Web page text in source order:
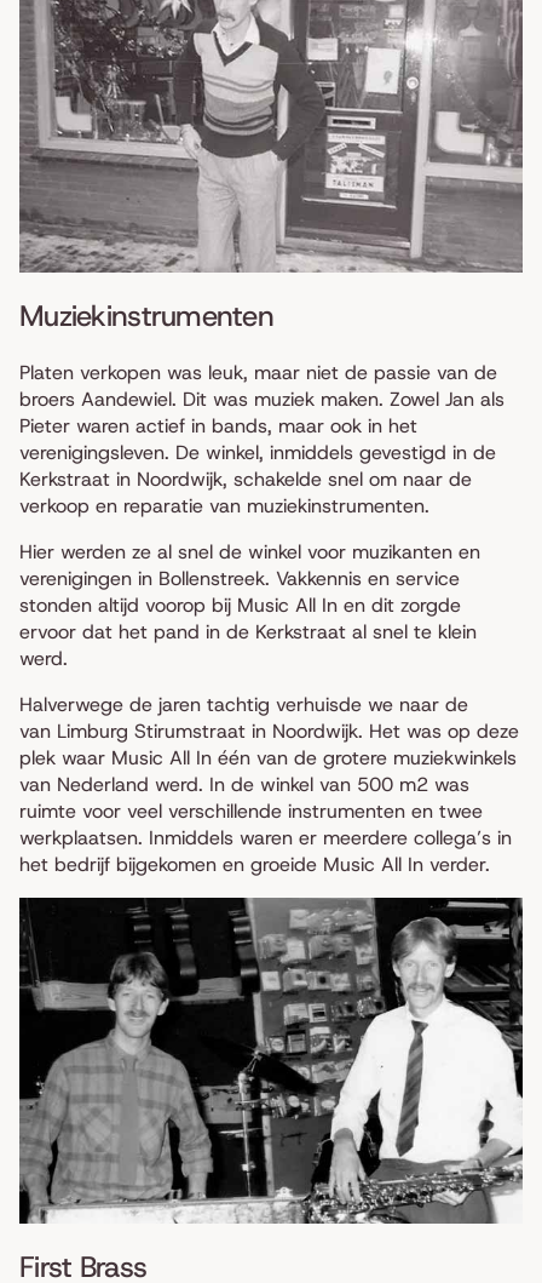
Muziekinstrumenten
Platen verkopen was leuk, maar niet de passie van de
broers Aandewiel. Dit was muziek maken. Zowel Jan als
Pieter waren actief in bands, maar ook in het
verenigingsleven. De winkel, inmiddels gevestigd in de
Kerkstraat in Noordwijk, schakelde snel om naar de
verkoop en reparatie van muziekinstrumenten.
Hier werden ze al snel de winkel voor muzikanten en
verenigingen in Bollenstreek. Vakkennis en service
stonden altijd voorop bij Music All In en dit zorgde
ervoor dat het pand in de Kerkstraat al snel te klein
werd.
Halverwege de jaren tachtig verhuisde we naar de
van Limburg Stirumstraat in Noordwijk. Het was op deze
plek waar Music All In één van de grotere muziekwinkels
van Nederland werd. In de winkel van 500 m2 was
ruimte voor veel verschillende instrumenten en twee
werkplaatsen. Inmiddels waren er meerdere collega’s in
het bedrijf bijgekomen en groeide Music All In verder.
First Brass